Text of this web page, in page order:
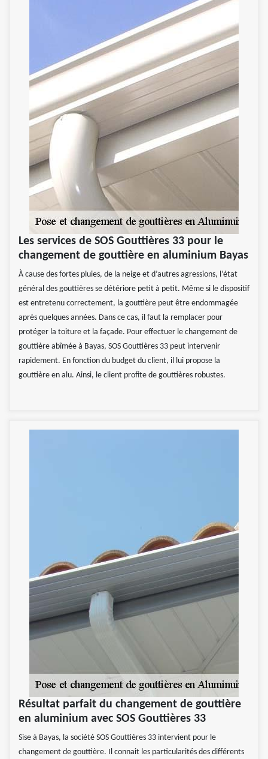
Les services de SOS Gouttières 33 pour le
changement de gouttière en aluminium Bayas
À cause des fortes pluies, de la neige et d’autres agressions, l’état
général des gouttières se détériore petit à petit. Même si le dispositif
est entretenu correctement, la gouttière peut être endommagée
après quelques années. Dans ce cas, il faut la remplacer pour
protéger la toiture et la façade. Pour effectuer le changement de
gouttière abîmée à Bayas, SOS Gouttières 33 peut intervenir
rapidement. En fonction du budget du client, il lui propose la
gouttière en alu. Ainsi, le client profite de gouttières robustes.
Résultat parfait du changement de gouttière
en aluminium avec SOS Gouttières 33
Sise à Bayas, la société SOS Gouttières 33 intervient pour le
changement de gouttière. Il connait les particularités des différents